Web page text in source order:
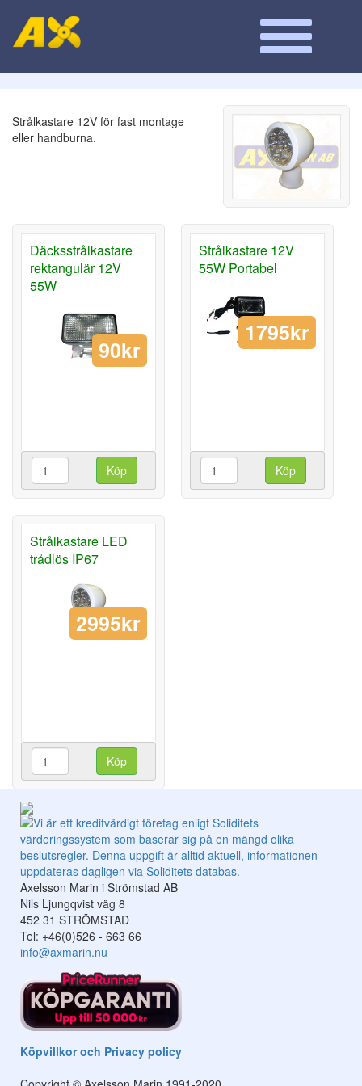
Strålkastare 12V för fast montage
eller handburna.
Däcksstrålkastare
rektangulär 12V
55W
90kr
Köp
Strålkastare 12V
55W Portabel
1795kr
Köp
Strålkastare LED
trådlös IP67
2995kr
Köp
Axelsson Marin i Strömstad AB
Nils Ljungqvist väg 8
452 31 STRÖMSTAD
Tel: +46(0)526 - 663 66
info@axmarin.nu
Köpvillkor och Privacy policy